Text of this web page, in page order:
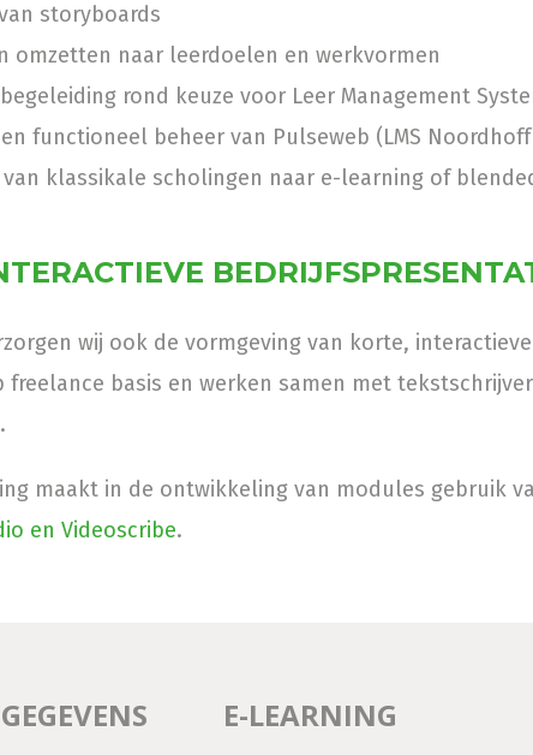
storyboards
omzetten naar leerdoelen en werkvormen
rond keuze voor Leer Management
functioneel beheer van Pulseweb (LMS
klassikale scholingen naar e-learning of
wij ook de vormgeving van korte,
freelance basis en werken samen met
maakt in de ontwikkeling van modules gebruik
en Videoscribe.
E-LEARNING